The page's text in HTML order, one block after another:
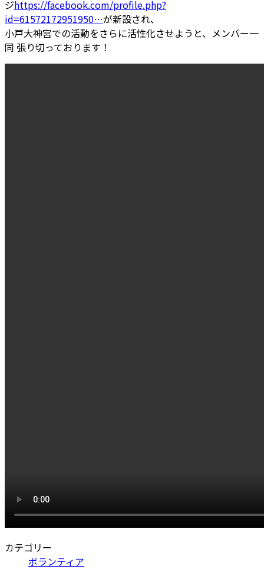
ジhttps://facebook.com/profile.php?
id=61572172951950…が新設され、
小戸大神宮での活動をさらに活性化させようと、メンバー一
同 張り切っております！
カテゴリー
ボランティア